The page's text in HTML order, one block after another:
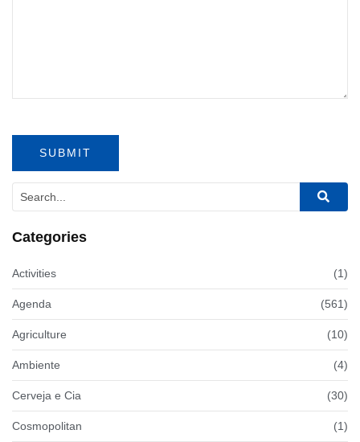
Categories
Activities (1)
Agenda (561)
Agriculture (10)
Ambiente (4)
Cerveja e Cia (30)
Cosmopolitan (1)